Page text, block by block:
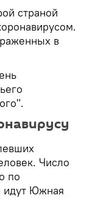
страной
в
Число
по
идут Южная